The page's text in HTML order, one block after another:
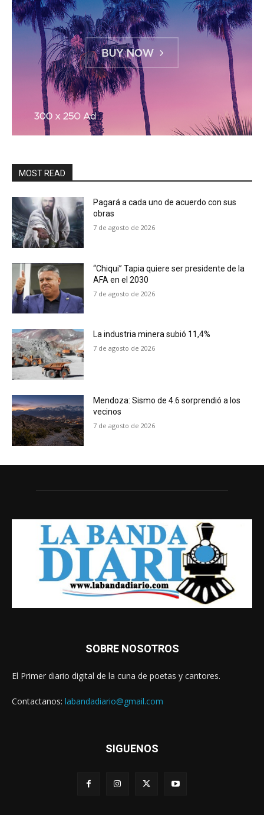
MOST READ
Pagará a cada uno de acuerdo con sus
obras
7 de agosto de 2026
“Chiqui” Tapia quiere ser presidente de la
AFA en el 2030
7 de agosto de 2026
La industria minera subió 11,4%
7 de agosto de 2026
Mendoza: Sismo de 4.6 sorprendió a los
vecinos
7 de agosto de 2026
SOBRE NOSOTROS
El Primer diario digital de la cuna de poetas y cantores.
Contactanos: labandadiario@gmail.com
SIGUENOS